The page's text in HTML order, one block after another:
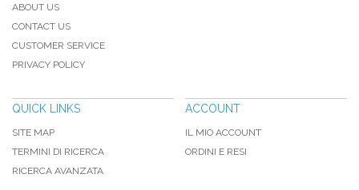
ABOUT US
CONTACT US
CUSTOMER SERVICE
PRIVACY POLICY
QUICK LINKS
SITE MAP
TERMINI DI RICERCA
RICERCA AVANZATA
ACCOUNT
IL MIO ACCOUNT
ORDINI E RESI